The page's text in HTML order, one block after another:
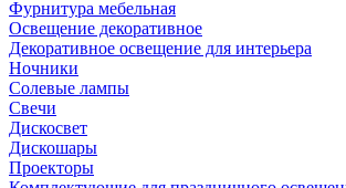
Фурнитура мебельная
Освещение декоративное
Декоративное освещение для интерьера
Ночники
Солевые лампы
Свечи
Дискосвет
Дискошары
Проекторы